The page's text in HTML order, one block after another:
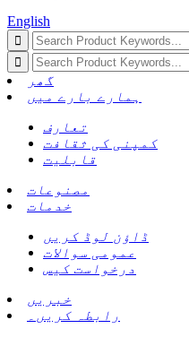
English
گھر
ہمارے بارے میں
تعارف
کمپنی کی ثقافت
قابلیت
مصنوعات
خدمات
ڈاؤن لوڈ کریں
عمومی سوالات
درخواست کیس
خبریں
رابطہ کریں۔